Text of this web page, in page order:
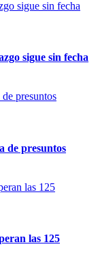
sigue sin fecha
de presuntos
las 125